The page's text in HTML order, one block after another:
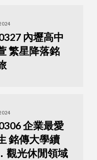
內壢高中
繁星降落銘
企業最愛
銘傳大學續
觀光休閒領域